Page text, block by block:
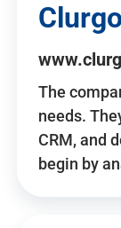
The
needs.
CRM, and
begin by